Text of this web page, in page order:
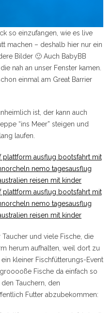
so einzufangen, wie es live
machen – deshalb hier nur ein
Bilder 🙂 Auch BabyBB
nah an unser Fenster kamen.
einmal am Great Barrier
ist, der kann auch
“ins Meer” steigen und
laufen.
und viele Fische, die
herum aufhalten, weil dort zu
kleiner Fischfütterungs-Event
Fische da einfach so
Tauchern, den
Futter abzubekommen: